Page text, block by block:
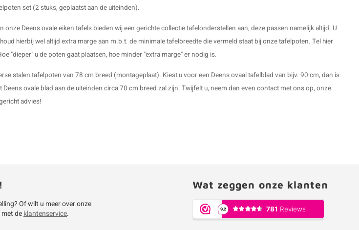
set (2 stuks, geplaatst aan de uiteinden).
onze Deens ovale eiken tafels bieden wij een gerichte collectie tafelonderstellen aan, deze passen namelijk altijd. U
hierbij wel altijd extra marge aan m.b.t. de minimale tafelbreedte die vermeld staat bij onze tafelpoten. Tel hier
"dieper" u de poten gaat plaatsen, hoe minder "extra marge" er nodig is.
stalen tafelpoten van 78 cm breed (montageplaat). Kiest u voor een Deens ovaal tafelblad van bijv. 90 cm, dan is
ovale blad aan de uiteinden circa 70 cm breed zal zijn. Twijfelt u, neem dan even contact met ons op, onze
advies!
Of wilt u meer over onze
deklantenservice.
Wat zeggen onze klanten